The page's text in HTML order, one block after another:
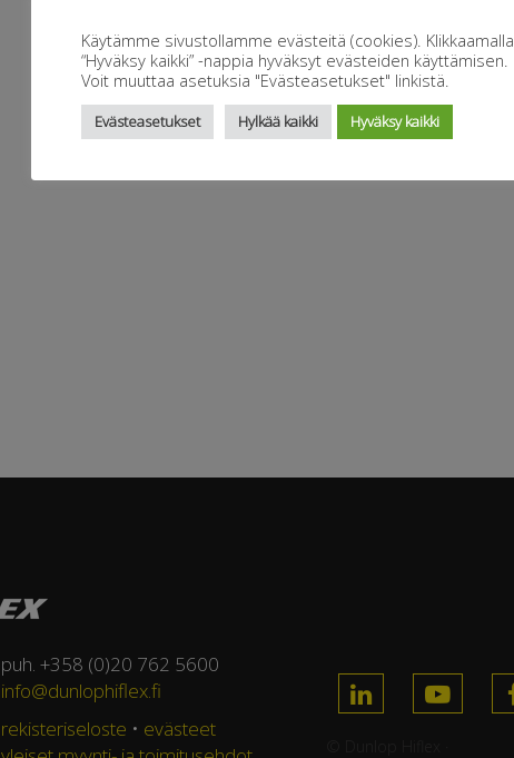
puh. +358 (0)20 762 5600
info@dunlophiflex.fi
rekisteriseloste • evästeet
Käytämme sivustollamme evästeitä (cookies). Klikkaamalla
“Hyväksy kaikki” -nappia hyväksyt evästeiden käyttämisen.
Voit muuttaa asetuksia "Evästeasetukset" linkistä.
Evästeasetukset Hylkää kaikki Hyväksy kaikki